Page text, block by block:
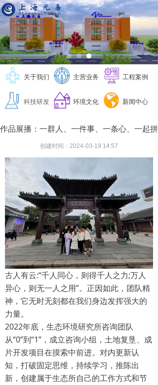
关于我们
科技研发
主营业务
环境文化
工程案例
新闻中心
公司简介
公司资质
荣誉证书
发展历程
规划咨询
工程勘察
工程设计
测绘测量
工程物探
场地调查
土壤修复
水土保持
全息测绘
建筑模型
地理信息
规划咨询
工程勘测
岩土设计
测绘测量
工程物探
场地调查
土壤修复
水土保持
全息测绘
建筑模型
地理信息
人工智能
智慧林业
高光谱水质
地下水研究
技术专利
党建工团
发展环境
人才招聘
企业文化
员工风采
员工心语
企业新闻
行业动态
信息公示
作品展播：一群人、一件事、一条心、一起拼
创建时间： 2024-03-19 14:57
古人有云:“千人同心，则得千人之力;万人
异心，则无一人之用”。正因如此，团队精
神，它无时无刻都在我们身边发挥强大的
力量。
2022年底，生态环境研究所咨询团队
从“0”到“1”，成立咨询小组，土地复垦、成
片开发项目在摸索中前进。对内更新认
知，打破固定思维，持续学习，推陈出
新，创建属于生态所自己的工作方式和节